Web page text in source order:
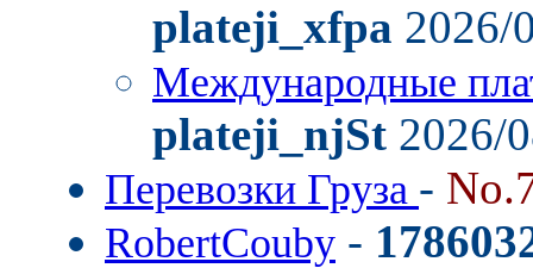
plateji_xfpa 2026/
Международные
plateji_njSt 2026/
Перевозки Груза -
RobertCouby -